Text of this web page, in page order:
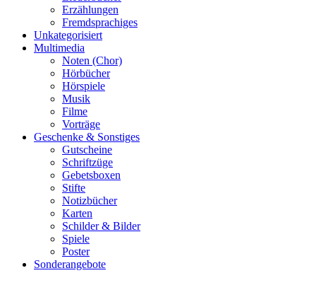
Erzählungen
Fremdsprachiges
Unkategorisiert
Multimedia
Noten (Chor)
Hörbücher
Hörspiele
Musik
Filme
Vorträge
Geschenke & Sonstiges
Gutscheine
Schriftzüge
Gebetsboxen
Stifte
Notizbücher
Karten
Schilder & Bilder
Spiele
Poster
Sonderangebote